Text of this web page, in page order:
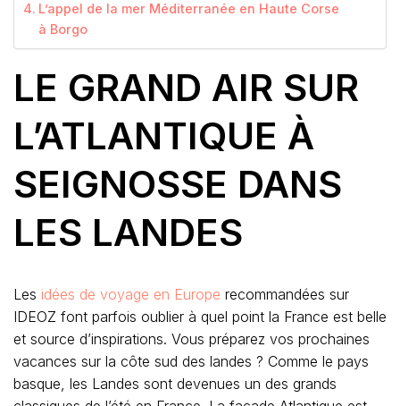
L’appel de la mer Méditerranée en Haute Corse
à Borgo
LE GRAND AIR SUR
L’ATLANTIQUE À
SEIGNOSSE DANS
LES LANDES
Les idées de voyage en Europe recommandées sur
IDEOZ font parfois oublier à quel point la France est belle
et source d’inspirations. Vous préparez vos prochaines
vacances sur la côte sud des landes ? Comme le pays
basque, les Landes sont devenues un des grands